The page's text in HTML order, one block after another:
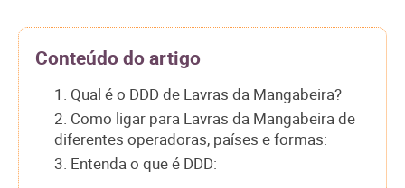
Conteúdo do artigo
1. Qual é o DDD de Lavras da Mangabeira?
2. Como ligar para Lavras da Mangabeira de
diferentes operadoras, países e formas:
3. Entenda o que é DDD: